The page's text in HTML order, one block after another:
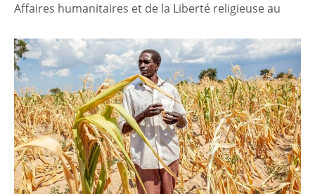
Affaires humanitaires et de la Liberté religieuse au